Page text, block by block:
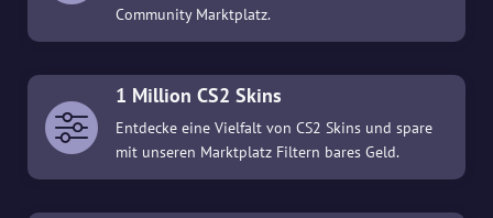
Community Marktplatz.
1 Million CS2 Skins
Entdecke eine Vielfalt von CS2 Skins und spare
mit unseren Marktplatz Filtern bares Geld.